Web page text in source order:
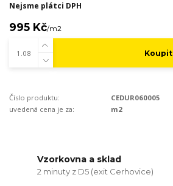
Nejsme plátci DPH
995 Kč/m2
Koupit
Číslo produktu:
CEDUR060005
uvedená cena je za:
m2
Vzorkovna a sklad
2 minuty z D5 (exit Cerhovice)